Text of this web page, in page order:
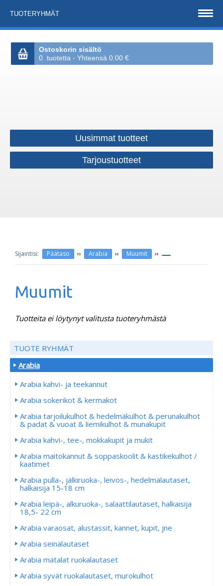
TUOTERYHMÄT
Ostoskorin sisältö
0 tuotetta - Yhteensä 0.00 €
Uusimmat tuotteet
Tarjoustuotteet
Päätaso ›› Arabia ›› Muumit ››
Muumit
Tuotteita ei löytynyt valitusta tuoteryhmästä
TUOTE RYHMÄT
Arabia
Arabia kahvi- ja teekannut
Arabia sokerikot & kermakot
Arabia tarjoilukulhot & hedelmäkulhot & perunakulhot
& padat & vuoat & liemikulhot & munakupit
Arabia kahvi-, tee-, mokkakupit ja mukit
Arabia maitokannut & soppaskoolit & kastikekulhot /
kaatimet
Arabia pulla-, jälkiruoka-, leivos-, hedelmälautaset,
halkaisija 15-18 cm
Arabia leipä-, alkuruoka-, salaattilautaset, halkaisija
18,5- 22 cm
Arabia varaosat, alustassit, kannet, kupit, jne
Arabia seinälautaset
Arabia matalat ruokalautaset
Arabia syvät ruokalautaset, murokulhot